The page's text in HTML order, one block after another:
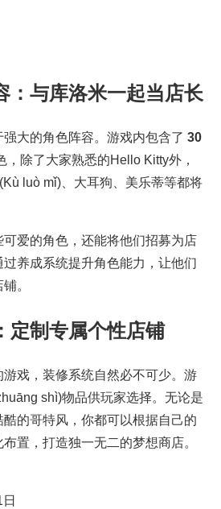
：与库洛米一起当店长
大的角色阵容。游戏内包含了 30
，除了大家熟悉的Hello Kitty外，
(Kù luò mǐ) 、大耳狗、美乐蒂等都将
爱的角色，还能将他们招募为店
养成系统提升角色能力，让他们
。
定制专属个性店铺
戏，装修系统自然必不可少。游
shì)物品供玩家选择。无论是
的哥特风，你都可以根据自己的
置，打造独一无二的梦想商店。